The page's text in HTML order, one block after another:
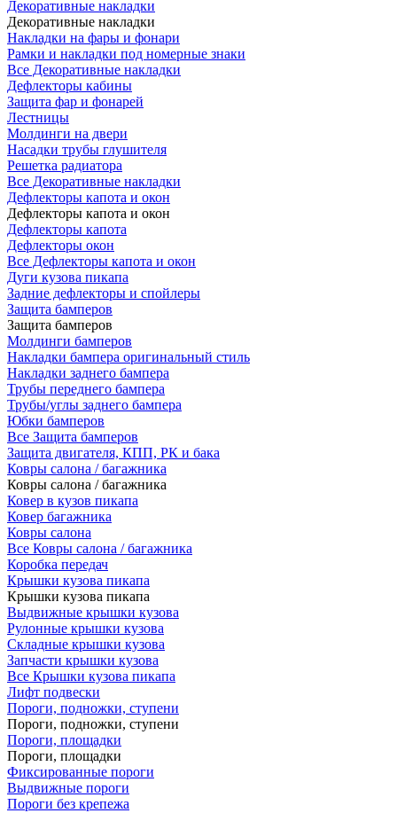
Декоративные накладки
Декоративные накладки
Накладки на фары и фонари
Рамки и накладки под номерные знаки
Все Декоративные накладки
Дефлекторы кабины
Защита фар и фонарей
Лестницы
Молдинги на двери
Насадки трубы глушителя
Решетка радиатора
Все Декоративные накладки
Дефлекторы капота и окон
Дефлекторы капота и окон
Дефлекторы капота
Дефлекторы окон
Все Дефлекторы капота и окон
Дуги кузова пикапа
Задние дефлекторы и спойлеры
Защита бамперов
Защита бамперов
Молдинги бамперов
Накладки бампера оригинальный стиль
Накладки заднего бампера
Трубы переднего бампера
Трубы/углы заднего бампера
Юбки бамперов
Все Защита бамперов
Защита двигателя, КПП, РК и бака
Ковры салона / багажника
Ковры салона / багажника
Ковер в кузов пикапа
Ковер багажника
Ковры салона
Все Ковры салона / багажника
Коробка передач
Крышки кузова пикапа
Крышки кузова пикапа
Выдвижные крышки кузова
Рулонные крышки кузова
Складные крышки кузова
Запчасти крышки кузова
Все Крышки кузова пикапа
Лифт подвески
Пороги, подножки, ступени
Пороги, подножки, ступени
Пороги, площадки
Пороги, площадки
Фиксированные пороги
Выдвижные пороги
Пороги без крепежа